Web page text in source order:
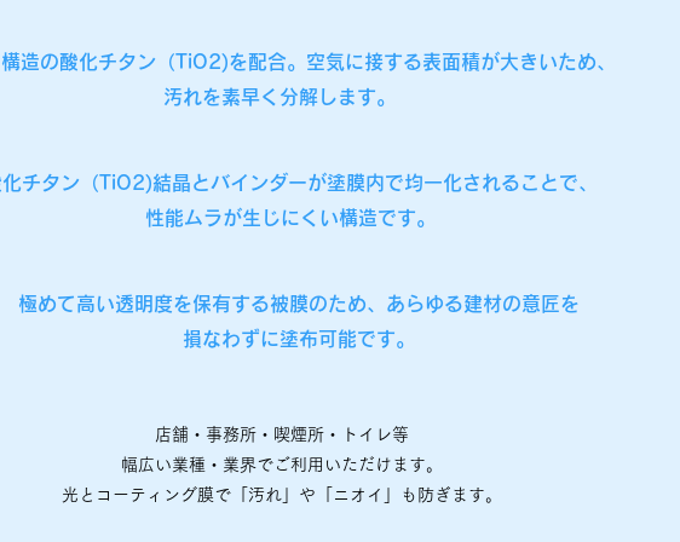
造の酸化チタン（TiO2)を配合。空気に接する表面積が大きいため、
汚れを素早く分解します。
チタン（TiO2)結晶とバインダーが塗膜内で均一化されることで、
性能ムラが生じにくい構造です。
極めて高い透明度を保有する被膜のため、あらゆる建材の意匠を
損なわずに塗布可能です。
店舗・事務所・喫煙所・トイレ等
幅広い業種・業界でご利用いただけます。
光とコーティング膜で「汚れ」や「ニオイ」も防ぎます。